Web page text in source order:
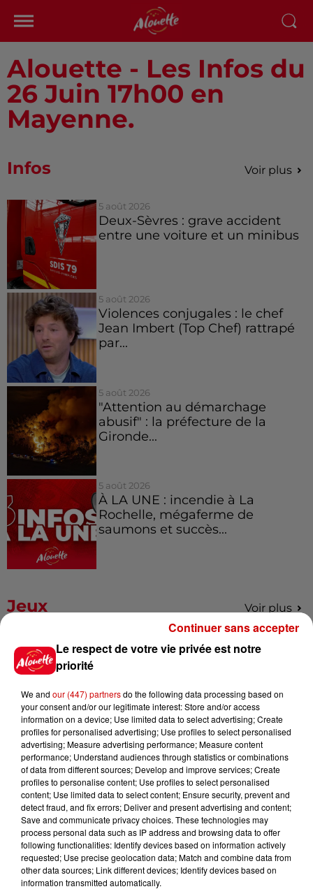
Alouette - Les Infos du
26 Juin 17h00 en
Mayenne.
Infos Voir plus
5 août 2026
Deux-Sèvres : grave accident
entre une voiture et un minibus
5 août 2026
Violences conjugales : le chef
Jean Imbert (Top Chef) rattrapé
par...
5 août 2026
"Attention au démarchage
abusif" : la préfecture de la
Gironde...
5 août 2026
À LA UNE : incendie à La
Rochelle, mégaferme de
saumons et succès...
Jeux Voir plus
Gagnez vos places pour le
Festival du Roi Arthur 2026 !
Gagnez vos entrées pour le
Musée du Sport Automobile au
Mans !
Alouette vous invite à
Futuroscope Xperiences !
Le respect de votre vie privée est notre
priorité
We and our (447) partnersdo the following data processing based on
your consent and/or our legitimate interest: Store and/or access
information on a device; Use limited data to select advertising; Create
profiles for personalised advertising; Use profiles to select personalised
advertising; Measure advertising performance; Measure content
performance; Understand audiences through statistics or combinations
of data from different sources; Develop and improve services; Create
profiles to personalise content; Use profiles to select personalised
content; Use limited data to select content; Ensure security, prevent and
detect fraud, and fix errors; Deliver and present advertising and content;
Save and communicate privacy choices. These technologies may
process personal data such as IP address and browsing data to offer
following functionalities: Identify devices based on information actively
requested; Use precise geolocation data; Match and combine data from
other data sources; Link different devices; Identify devices based on
information transmitted automatically.
Continuer sans accepter